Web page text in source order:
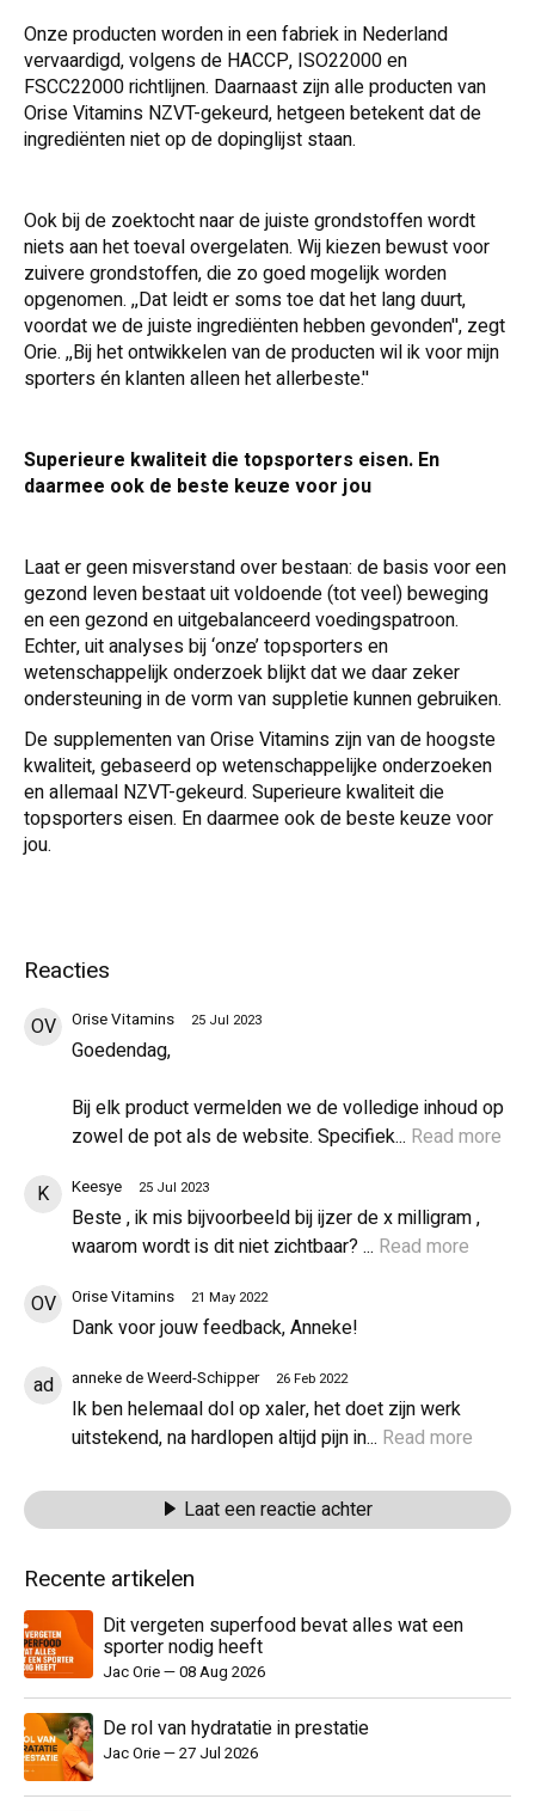
Onze producten worden in een fabriek in Nederland
vervaardigd, volgens de HACCP, ISO22000 en
FSCC22000 richtlijnen. Daarnaast zijn alle producten van
Orise Vitamins NZVT-gekeurd, hetgeen betekent dat de
ingrediënten niet op de dopinglijst staan.
Ook bij de zoektocht naar de juiste grondstoffen wordt
niets aan het toeval overgelaten. Wij kiezen bewust voor
zuivere grondstoffen, die zo goed mogelijk worden
opgenomen. ,,Dat leidt er soms toe dat het lang duurt,
voordat we de juiste ingrediënten hebben gevonden'', zegt
Orie. ,,Bij het ontwikkelen van de producten wil ik voor mijn
sporters én klanten alleen het allerbeste.''
Superieure kwaliteit die topsporters eisen. En
daarmee ook de beste keuze voor jou
Laat er geen misverstand over bestaan: de basis voor een
gezond leven bestaat uit voldoende (tot veel) beweging
en een gezond en uitgebalanceerd voedingspatroon.
Echter, uit analyses bij ‘onze’ topsporters en
wetenschappelijk onderzoek blijkt dat we daar zeker
ondersteuning in de vorm van suppletie kunnen gebruiken.
De supplementen van Orise Vitamins zijn van de hoogste
kwaliteit, gebaseerd op wetenschappelijke onderzoeken
en allemaal NZVT-gekeurd. Superieure kwaliteit die
topsporters eisen. En daarmee ook de beste keuze voor
jou.
Reacties
OV Orise Vitamins 25 Jul 2023
Goedendag,
Bij elk product vermelden we de volledige inhoud op
zowel de pot als de website. Specifiek... Read more
K
Keesye 25 Jul 2023
Beste , ik mis bijvoorbeeld bij ijzer de x milligram ,
waarom wordt is dit niet zichtbaar?... Read more
OV
Orise Vitamins 21 May 2022
Dank voor jouw feedback, Anneke!
ad
anneke de Weerd-Schipper 26 Feb 2022
Ik ben helemaal dol op xaler, het doet zijn werk
uitstekend, na hardlopen altijd pijn in... Read more
Laat een reactie achter
Recente artikelen
Dit vergeten superfood bevat alles wat een
sporter nodig heeft
Jac Orie—08 Aug 2026
De rol van hydratatie in prestatie
Jac Orie—27 Jul 2026